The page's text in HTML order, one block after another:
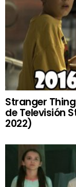
Stranger
de Televisión
2022)